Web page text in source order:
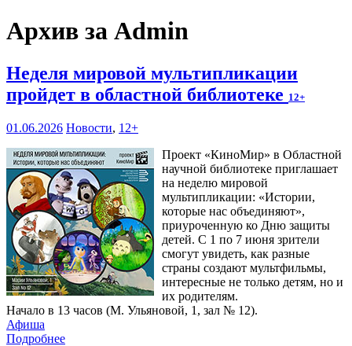
Архив за Admin
Неделя мировой мультипликации
пройдет в областной библиотеке 12+
01.06.2026 Новости, 12+
Проект «КиноМир» в Областной
научной библиотеке приглашает
на неделю мировой
мультипликации: «Истории,
которые нас объединяют»,
приуроченную ко Дню защиты
детей. С 1 по 7 июня зрители
смогут увидеть, как разные
страны создают мультфильмы,
интересные не только детям, но и
их родителям.
Начало в 13 часов (М. Ульяновой, 1, зал № 12).
Афиша
Подробнее